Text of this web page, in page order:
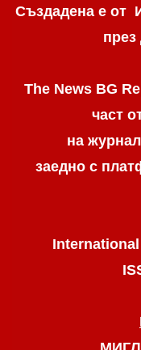
Създадена е от
през
The News BG
част
на
заедно с